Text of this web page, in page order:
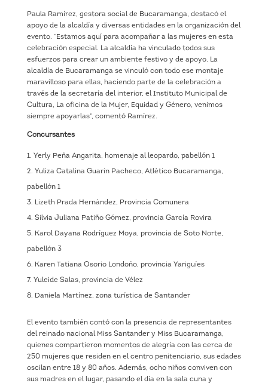
Paula Ramírez, gestora social de Bucaramanga, destacó el
apoyo de la alcaldía y diversas entidades en la organización del
evento. “Estamos aquí para acompañar a las mujeres en esta
celebración especial. La alcaldía ha vinculado todos sus
esfuerzos para crear un ambiente festivo y de apoyo. La
alcaldía de Bucaramanga se vinculó con todo ese montaje
maravilloso para ellas, haciendo parte de la celebración a
través de la secretaría del interior, el Instituto Municipal de
Cultura, La oficina de la Mujer, Equidad y Género, venimos
siempre apoyarlas”, comentó Ramírez.
Concursantes
Yerly Peña Angarita, homenaje al leopardo, pabellón 1
Yuliza Catalina Guarin Pacheco, Atlètico Bucaramanga,
pabellón 1
Lizeth Prada Hernández, Provincia Comunera
Silvia Juliana Patiño Gómez, provincia García Rovira
Karol Dayana Rodríguez Moya, provincia de Soto Norte,
pabellón 3
Karen Tatiana Osorio Londoño, provincia Yariguíes
Yuleide Salas, provincia de Vélez
Daniela Martínez, zona turística de Santander
El evento también contó con la presencia de representantes
del reinado nacional Miss Santander y Miss Bucaramanga,
quienes compartieron momentos de alegría con las cerca de
250 mujeres que residen en el centro penitenciario, sus edades
oscilan entre 18 y 80 años. Además, ocho niños conviven con
sus madres en el lugar, pasando el día en la sala cuna y